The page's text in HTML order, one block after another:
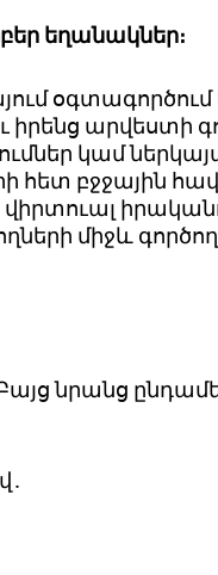
եղանակներ։
օգտագործում
իրենց արվեստի
կամ
հետ բջջային
վիրտուալ
միջև գործող
նրանց
․